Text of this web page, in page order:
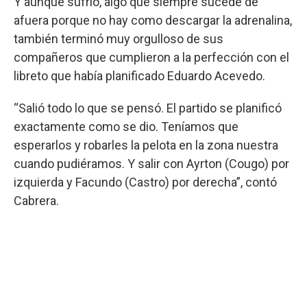
afuera porque no hay como descargar la adrenalina,
también terminó muy orgulloso de sus
compañeros que cumplieron a la perfección con el
libreto que había planificado Eduardo Acevedo.
“Salió todo lo que se pensó. El partido se planificó
exactamente como se dio. Teníamos que
esperarlos y robarles la pelota en la zona nuestra
cuando pudiéramos. Y salir con Ayrton (Cougo) por
izquierda y Facundo (Castro) por derecha”, contó
Cabrera.